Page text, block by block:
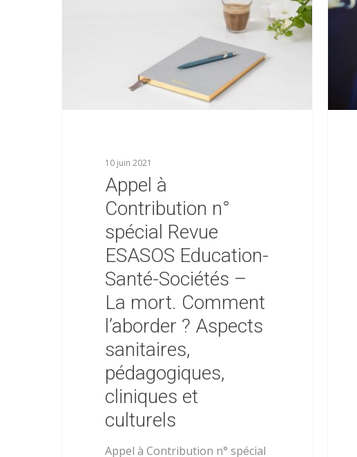
10 juin 2021
Appel à
Contribution n°
spécial Revue
ESASOS Education-
Santé-Sociétés –
La mort. Comment
l’aborder ? Aspects
sanitaires,
pédagogiques,
cliniques et
culturels
Appel à Contribution n° spécial